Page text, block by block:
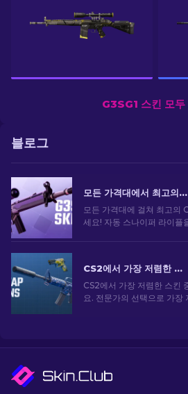
G3SG1 스킨 모두
블로그
모든 가격대에서 최고의 CS2 G3SG1 스킨
모든 가격대에 걸쳐 최고의
세요! 자동 스나이퍼 라이플
CS2에서 가장 저렴한 스킨 [2026]
CS2에서 가장 저렴한 스킨
요. 전문가의 선택으로 가장